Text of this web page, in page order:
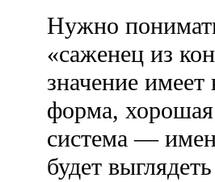
Нужно
«саженец из
значение имеет
форма, хорошая
система —
будет